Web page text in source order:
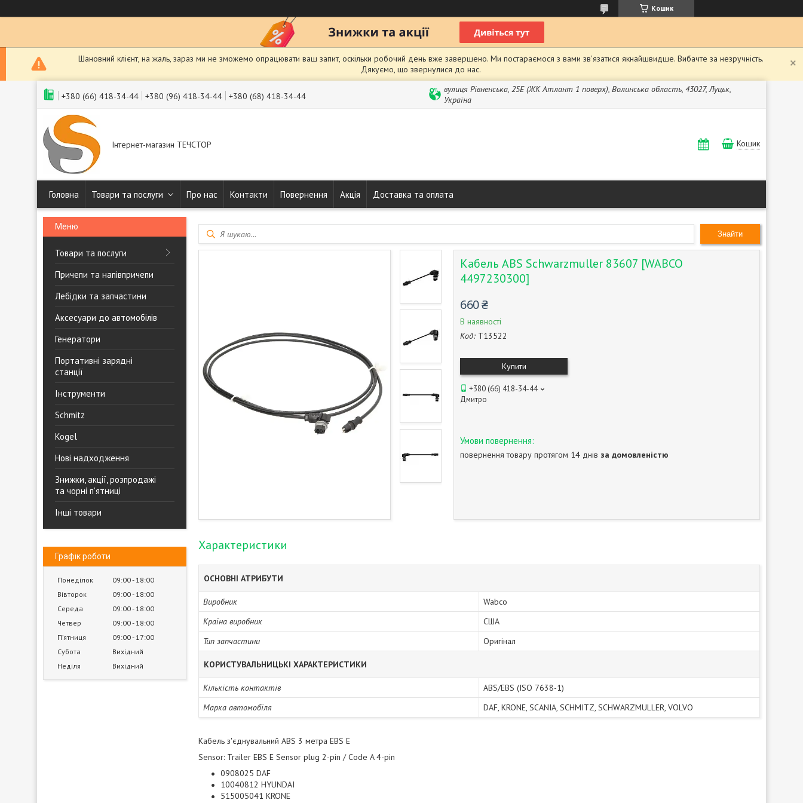
Кошик
Шановний клієнт, на жаль, зараз ми не зможемо опрацювати ваш запит, оскільки робочий день вже завершено. Ми постараємося з вами зв'язатися якнайшвидше. Вибачте за незручність.
Дякуємо, що звернулися до нас.
+380 (66) 418-34-44 +380 (96) 418-34-44 +380 (68) 418-34-44
вулиця Рівненська, 25Е (ЖК Атлант 1 поверх), Волинська область, 43027, Луцьк,
Україна
Інтернет-магазин ТЕЧСТОР Кошик
Головна Товари та послуги Про нас Контакти Повернення Акція Доставка та оплата
Товари та послуги
Причепи та напівпричепи
Лебідки та запчастини
Аксесуари до автомобілів
Генератори
Портативні зарядні
станції
Інструменти
Schmitz
Kogel
Нові надходження
Знижки, акції, розпродажі
та чорні п'ятниці
Інші товари
Графік роботи
Понеділок 09:00 18:00
Вівторок
09:00 18:00
Середа
09:00 18:00
Четвер
09:00 18:00
Пʼятниця
09:00 17:00
Субота
Вихідний
Неділя
Вихідний
Знайти
Кабель ABS Schwarzmuller 83607 [WABCO
4497230300]
660 ₴
В наявності
Код: T13522
Купити
+380 (66) 418-34-44
Дмитро
повернення товару протягом 14 днів за домовленістю
Характеристики
ОСНОВНІ АТРИБУТИ
Виробник
Wabco
Країна виробник
США
Тип запчастини
Оригінал
КОРИСТУВАЛЬНИЦЬКІ ХАРАКТЕРИСТИКИ
Кількість контактів
ABS/EBS (ISO 7638-1)
Марка автомобіля
DAF, KRONE, SCANIA, SCHMITZ, SCHWARZMULLER, VOLVO
Кабель з'єднувальний ABS 3 метра EBS E
Sensor: Trailer EBS E Sensor plug 2-pin / Code A 4-pin
0908025 DAF
10040812 HYUNDAI
515005041 KRONE